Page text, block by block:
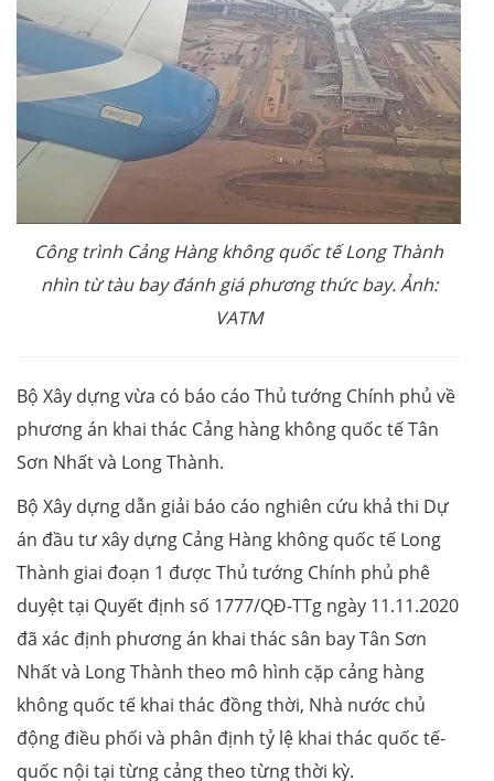
Công trình Cảng Hàng không quốc tế Long Thành
nhìn từ tàu bay đánh giá phương thức bay. Ảnh:
VATM
Bộ Xây dựng vừa có báo cáo Thủ tướng Chính phủ về
phương án khai thác Cảng hàng không quốc tế Tân
Sơn Nhất và Long Thành.
Bộ Xây dựng dẫn giải báo cáo nghiên cứu khả thi Dự
án đầu tư xây dựng Cảng Hàng không quốc tế Long
Thành giai đoạn 1 được Thủ tướng Chính phủ phê
duyệt tại Quyết định số 1777/QĐ-TTg ngày 11.11.2020
đã xác định phương án khai thác sân bay Tân Sơn
Nhất và Long Thành theo mô hình cặp cảng hàng
không quốc tế khai thác đồng thời, Nhà nước chủ
động điều phối và phân định tỷ lệ khai thác quốc tế-
quốc nội tại từng cảng theo từng thời kỳ.